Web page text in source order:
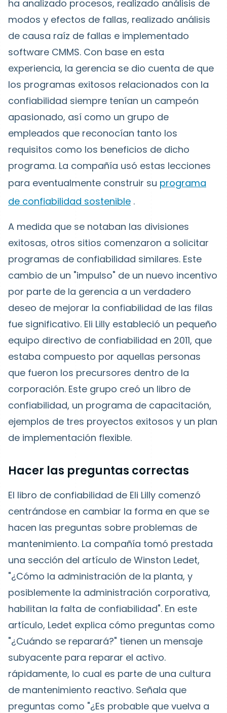
ha analizado procesos, realizado análisis de
modos y efectos de fallas, realizado análisis
de causa raíz de fallas e implementado
software CMMS. Con base en esta
experiencia, la gerencia se dio cuenta de que
los programas exitosos relacionados con la
confiabilidad siempre tenían un campeón
apasionado, así como un grupo de
empleados que reconocían tanto los
requisitos como los beneficios de dicho
programa. La compañía usó estas lecciones
para eventualmente construir su programa
de confiabilidad sostenible .
A medida que se notaban las divisiones
exitosas, otros sitios comenzaron a solicitar
programas de confiabilidad similares. Este
cambio de un "impulso" de un nuevo incentivo
por parte de la gerencia a un verdadero
deseo de mejorar la confiabilidad de las filas
fue significativo. Eli Lilly estableció un pequeño
equipo directivo de confiabilidad en 2011, que
estaba compuesto por aquellas personas
que fueron los precursores dentro de la
corporación. Este grupo creó un libro de
confiabilidad, un programa de capacitación,
ejemplos de tres proyectos exitosos y un plan
de implementación flexible.
Hacer las preguntas correctas
El libro de confiabilidad de Eli Lilly comenzó
centrándose en cambiar la forma en que se
hacen las preguntas sobre problemas de
mantenimiento. La compañía tomó prestada
una sección del artículo de Winston Ledet,
"¿Cómo la administración de la planta, y
posiblemente la administración corporativa,
habilitan la falta de confiabilidad". En este
artículo, Ledet explica cómo preguntas como
"¿Cuándo se reparará?" tienen un mensaje
subyacente para reparar el activo.
rápidamente, lo cual es parte de una cultura
de mantenimiento reactivo. Señala que
preguntas como "¿Es probable que vuelva a